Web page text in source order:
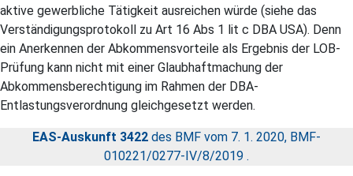
aktive gewerbliche Tätigkeit ausreichen würde (siehe das
Verständigungsprotokoll zu Art 16 Abs 1 lit c DBA USA). Denn
ein Anerkennen der Abkommensvorteile als Ergebnis der LOB-
Prüfung kann nicht mit einer Glaubhaftmachung der
Abkommensberechtigung im Rahmen der DBA-
Entlastungsverordnung gleichgesetzt werden.
EAS-Auskunft 3422 des BMF vom 7. 1. 2020, BMF-
010221/0277-IV/8/2019 .